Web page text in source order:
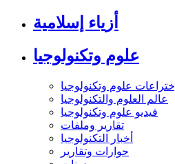
أزياء إسلامية
علوم وتكنولوجيا
إختراعات علوم وتكنولوجيا
عالم العلوم والتكنولوجيا
فيديو علوم وتكنولوجيا
تقارير وملفات
أخبار التكنولوجيا
حوارات وتقارير